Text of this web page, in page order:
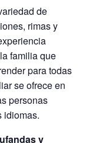
de
rimas y
familia que
para todas
se ofrece en
personas
idiomas.
y